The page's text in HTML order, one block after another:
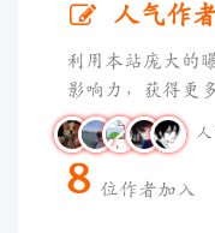
人气作
利用本站庞大的
影响力，获得更
8 位作者加入